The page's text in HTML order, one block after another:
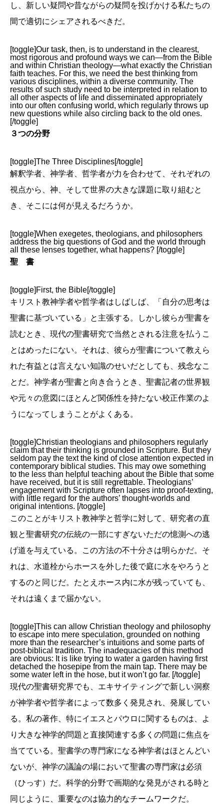
し、新しい疑問や昔ながらの疑問を投げかける私たちの
間で適切にシェアされるべきだ。
[toggle]Our task, then, is to understand in the clearest,
most rigorous and profound ways we can—from the Bible
and within Christian theology—what exactly the Christian
faith teaches. For this, we need the best thinking from
various disciplines, within a diverse community. The
results of such study need to be interpreted in relation to
all other aspects of life and disseminated appropriately
into our often confusing world, which regularly throws up
new questions while also circling back to the old ones.
[/toggle]
３つの分野
[toggle]The Three Disciplines[/toggle]
解釈学者、神学者、哲学者が力を合わせて、それぞれの
視点から、神、そして世界の大きな課題に取り組むと
き、そこには何が見えるだろうか。
[toggle]When exegetes, theologians, and philosophers
address the big questions of God and the world through
all these lenses together, what happens? [/toggle]
聖 書
[toggle]First, the Bible[/toggle]
キリスト教神学者や哲学者はしばしば、「自分の思考は
聖書に基づいている」と主張する。しかし彼らが聖書を
読むとき、現代の聖書研究で当然とされる注意を払うこ
とはめったにない。それは、彼らが聖書について教えら
れた有益とは言えない知識のせいだとしても、残念なこ
とだ。神学者が聖書と向き合うとき、聖書記者の世界観
や元々の意図にほとんど関係性を持たない校正作業のよ
うになってしまうことがよくある。
[toggle]Christian theologians and philosophers regularly
claim that their thinking is grounded in Scripture. But they
seldom pay the text the kind of close attention expected in
contemporary biblical studies. This may owe something
to the less than helpful teaching about the Bible that some
have received, but it is still regrettable. Theologians’
engagement with Scripture often lapses into proof-texting,
with little regard for the authors’ thought-worlds and
original intentions. [/toggle]
このことがキリスト教神学と哲学に対して、研究者の直
観と聖書研究の伝統の一部にすぎないただの憶測への逃
げ道を与えている。この方法の不十分さは明らかだ。そ
れは、水道栓からホースを外した後で庭に水をやろうと
するのと同じだ。たとえホース内に水が残っていても、
それは遠くまで届かない。
[toggle]This can allow Christian theology and philosophy
to escape into mere speculation, grounded on nothing
more than the researcher’s intuitions and some parts of
post-biblical tradition. The inadequacies of this method
are obvious: It is like trying to water a garden having first
detached the hosepipe from the main tap. There may be
some water left in the hose, but it won’t go far. [/toggle]
現代の聖書研究界でも、エキサイティングで新しい洞察
が神学者や哲学者によって数多く発見され、発展してい
る。私の著作、特にイエスとパウロに関するものは、よ
り大きな神学的問題と直接関連する多くの問題に焦点を
当てている。聖書学の専門家になる神学者はほとんどい
ないが、神学の議論の場において聖書の専門家は必須
（ひっす）だ。科学的分野で画期的な発見がされる時と
同じように、重要なのは協力的なチームワークだ。